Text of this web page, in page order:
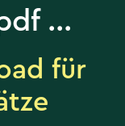
...
für